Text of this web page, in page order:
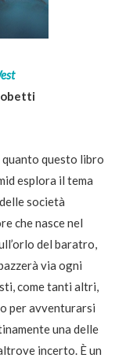
quanto questo libro
esplora il tema
società
che nasce nel
del baratro,
via ogni
come tanti altri,
per avventurarsi
una delle
incerto. È un